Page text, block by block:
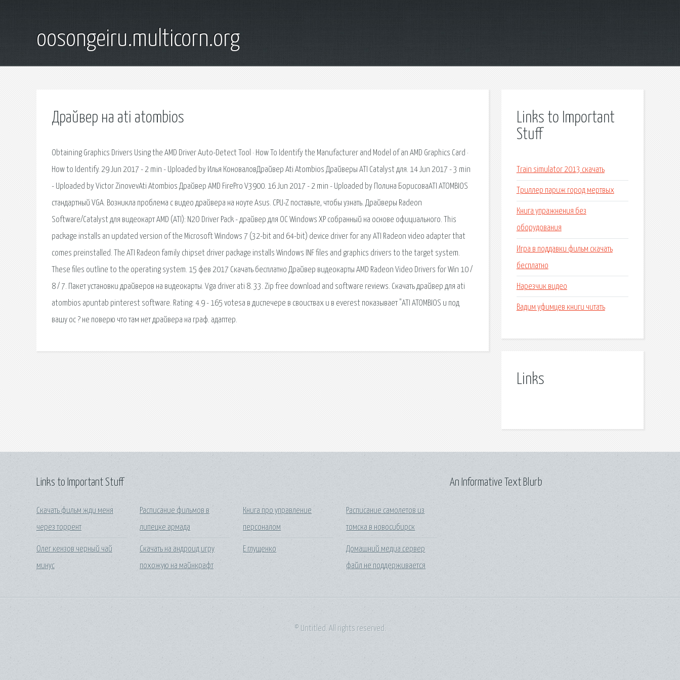
oosongeiru.multicorn.org
Драйвер на ati atombios
Obtaining Graphics Drivers Using the AMD Driver Auto-Detect Tool · How To Identify the Manufacturer and Model of an AMD Graphics Card ·
How to Identify. 29 Jun 2017 - 2 min - Uploaded by Илья КоноваловДрайвер Ati Atombios Драйверы ATI Catalyst для. 14 Jun 2017 - 3 min
- Uploaded by Victor ZinovevAti Atombios Драйвер AMD FirePro V3900. 16 Jun 2017 - 2 min - Uploaded by Полина БорисоваATI ATOMBIOS
стандартный VGA. Возникла проблема с видео драйвера на ноуте Asus. CPU-Z поставьте, чтобы узнать. Драйверы Radeon
Software/Catalyst для видеокарт AMD (ATI): N2O Driver Pack - драйвер для ОС Windows XP собранный на основе официального. This
package installs an updated version of the Microsoft Windows 7 (32-bit and 64-bit) device driver for any ATI Radeon video adapter that
comes preinstalled. The ATI Radeon family chipset driver package installs Windows INF files and graphics drivers to the target system.
These files outline to the operating system. 15 фев 2017 Скачать бесплатно Драйвер видеокарты AMD Radeon Video Drivers for Win 10 /
8 / 7. Пакет установки драйверов на видеокарты. Vga driver ati 8. 33. Zip free download and software reviews. Скачать драйвер для ati
atombios apuntab pinterest software. Rating: 4.9 - 165 votesа в диспечере в своиствах и в everest показывает "ATI ATOMBIOS и под
вашу ос ? не поверю что там нет драйвера на граф. адаптер.
Links to Important
Stuff
Train simulator 2013 скачать
Триллер париж город мертвых
Книга упражнения без
оборудования
Игра в поддавки фильм скачать
бесплатно
Нарезчик видео
Вадим уфимцев книги читать
Links
Links to Important Stuff
Скачать фильм жди меня
через торрент
Олег кензов черный чай
минус
Расписание фильмов в
липецке армада
Скачать на андроид игру
похожую на майнкрафт
Книга про управление
персоналом
Е глущенко
Расписание самолетов из
томска в новосибирск
Домашний медиа сервер
файл не поддерживается
An Informative Text Blurb
© Untitled. All rights reserved.